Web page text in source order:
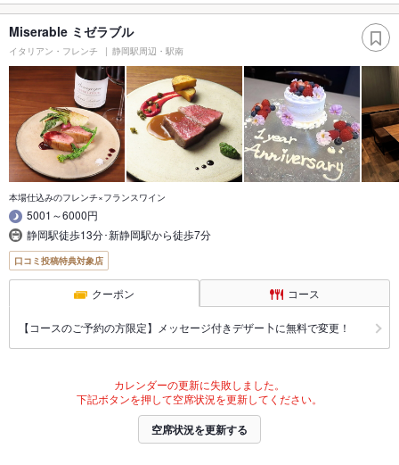
Miserable ミゼラブル
イタリアン・フレンチ 静岡駅周辺・駅南
本場仕込みのフレンチ×フランスワイン
5001～6000円
静岡駅徒歩13分･新静岡駅から徒歩7分
口コミ投稿特典対象店
クーポン コース
【コースのご予約の方限定】メッセージ付きデザー卜に無料で変更！
カレンダーの更新に失敗しました。
下記ボタンを押して空席状況を更新してください。
空席状況を更新する